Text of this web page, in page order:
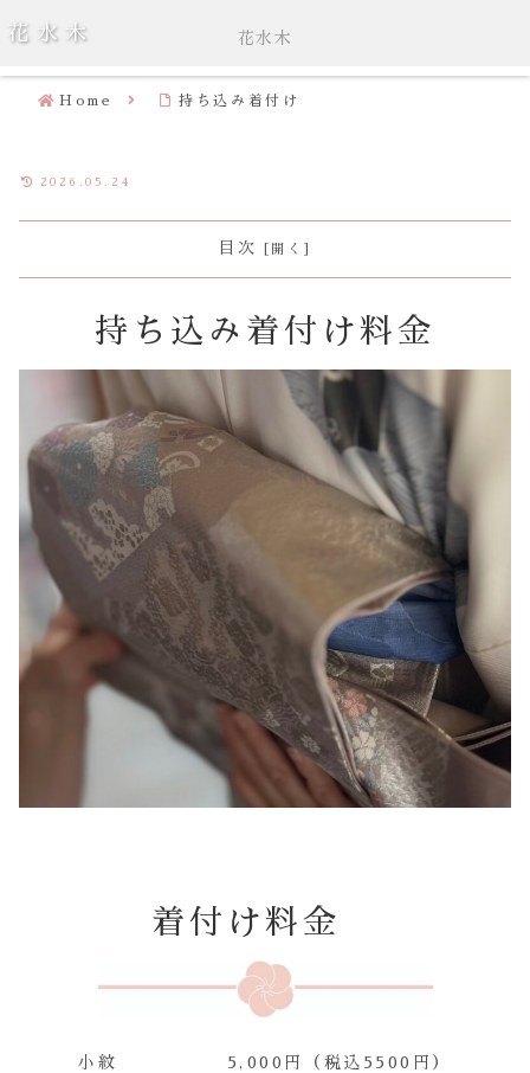
花水木
Home 持ち込み着付け
2026.05.24
目次
持ち込み着付け料金
着付け料金
小紋 5,000円（税込5500円）
花水木